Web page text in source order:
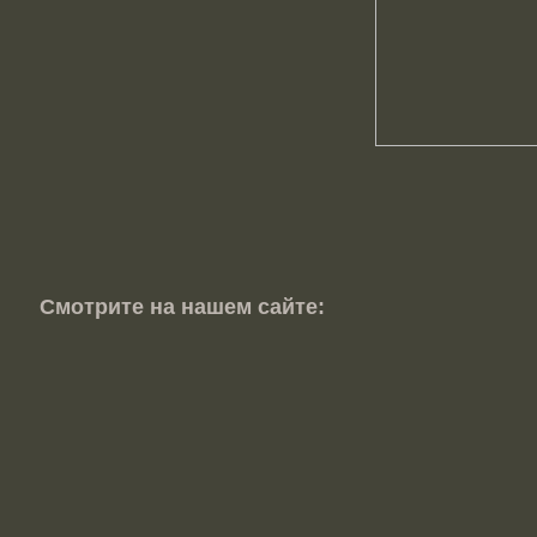
Смотрите на нашем сайте: